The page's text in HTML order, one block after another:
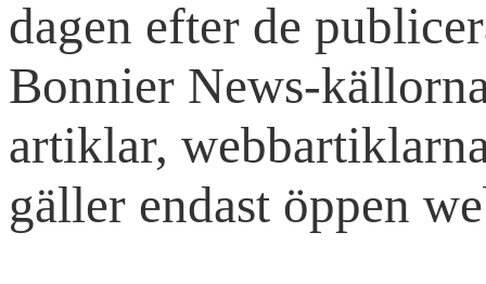
dagen efter de
Bonnier News-
artiklar,
gäller endast öppen